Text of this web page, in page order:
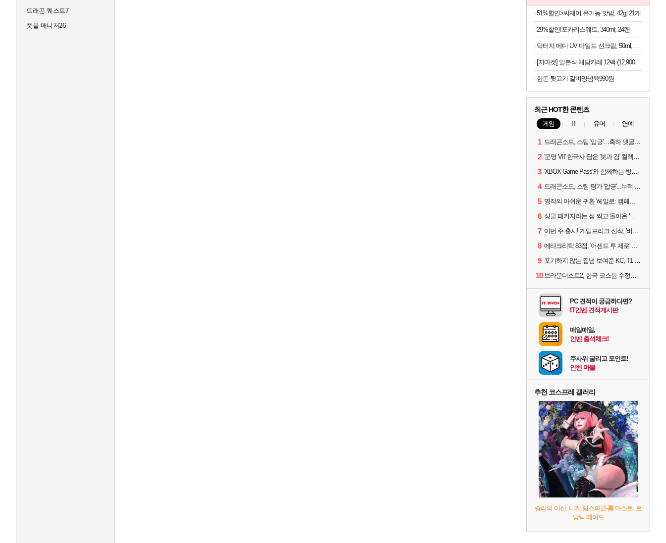
드래곤 퀘스트7
풋볼 매니저26
51%할인>씨제이 유기농 맛밤, 42g, 21개
29%할인!포카리스웨트, 340ml, 24캔
닥터지 메디 UV 마일드 선크림, 50ml, 2개
[지마켓] 일본식 채담카레 12팩 (12,900원/무료)
한돈 뒷고기 갈비양념육990원
최근 HOT한 콘텐츠
게임 IT 유머 연예
1 드래곤소드, 스팀 '압긍'…축하 댓글 달고 게임 코드 받자!
2 '문명 VII' 한국사 담은 '붓과 검' 컬렉션 파트 2 출시
3 'XBOX Game Pass'와 함께하는 방구석 피서 게임 4종!
4 드래곤소드, 스팀 평가 '압긍'...누적 판매량 20만장 돌파
5 명작의 아쉬운 귀환 '헤일로: 캠페인 이볼브드'
6 싱글 패키지라는 점 찍고 돌아온 '드래곤소드: 어웨이크닝'
7 이번 주 출시! 게임프리크 신작, '비스트 오브 리인카네이션'
8 메타크리틱 83점, '어센드 투 제로' 정식 출시!
9 포기하지 않는 집념 보여준 KC, T1 잡았다
10 브라운더스트2, 한국 코스튬 수정… 이준희 PD "안 하면 서비스 지속 불가"
PC 견적이 궁금하다면?
IT인벤 견적게시판
매일매일,
인벤 출석체크!
주사위 굴리고 포인트!
인벤 마블
추천 코스프레 갤러리
승리의 여신: 니케 팀스파클-륨 마스트: 로
망틱 메이드